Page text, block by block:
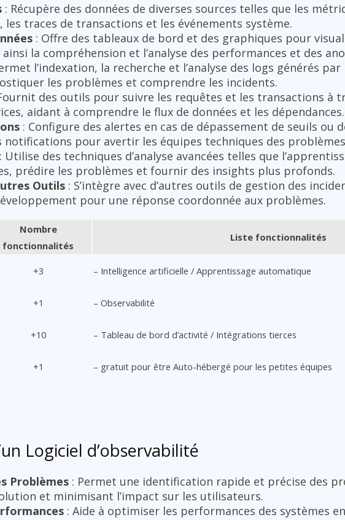
: Récupère des données de diverses sources telles que les
les traces de transactions et les événements système.
: Offre des tableaux de bord et des graphiques pour
la compréhension et l’analyse des performances et des
l’indexation, la recherche et l’analyse des logs générés
les problèmes et comprendre les incidents.
des outils pour suivre les requêtes et les transactions à
aidant à comprendre le flux de données et les dépendances.
: Configure des alertes en cas de dépassement de seuils ou
notifications pour avertir les équipes techniques des
: Utilise des techniques d’analyse avancées telles que
prédire les problèmes et fournir des insights plus profonds.
Outils : S’intègre avec d’autres outils de gestion des
pour une réponse coordonnée aux problèmes.
Nombre
fonctionnalités
Liste fonctionnalités
+3 – Intelligence artificielle / Apprentissage automatique
+1 – Observabilité
+10 – Tableau de bord d’activité / Intégrations tierces
+1 – gratuit pour être Auto-hébergé pour les petites équipes
Logiciel d’observabilité
Problèmes : Permet une identification rapide et précise des
et minimisant l’impact sur les utilisateurs.
: Aide à optimiser les performances des systèmes